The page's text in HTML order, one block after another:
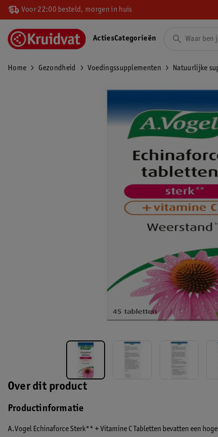
Voor 22:00 besteld, morgen in huis
ActiesCategorieën
Home Gezondheid Voedingssupplementen Natuurlijke
Over dit product
Productinformatie
A.Vogel Echinaforce Sterk** + Vitamine C Tabletten bevatten een